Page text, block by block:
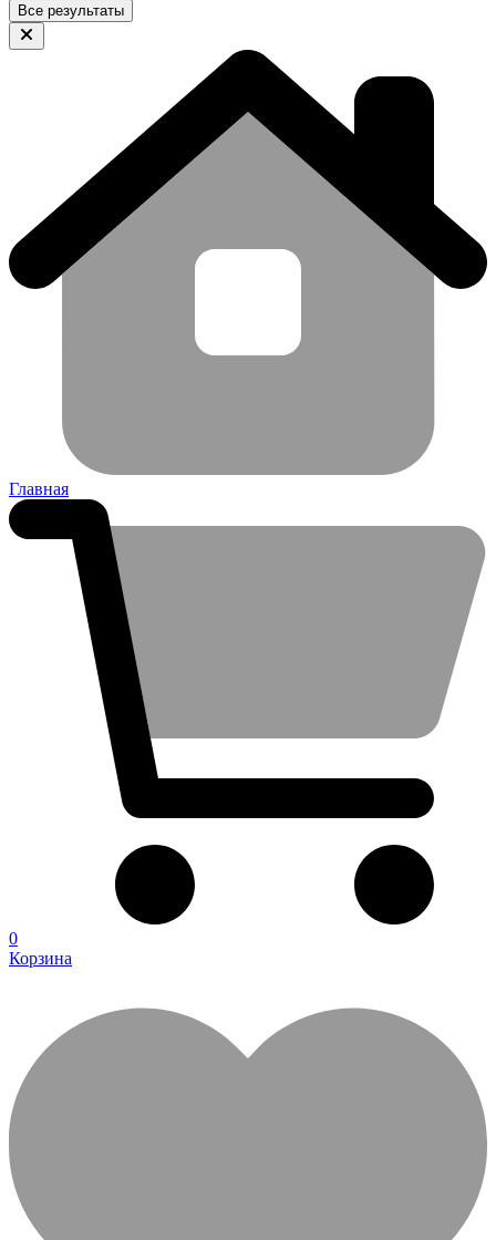
Все результаты
Главная
0
Корзина